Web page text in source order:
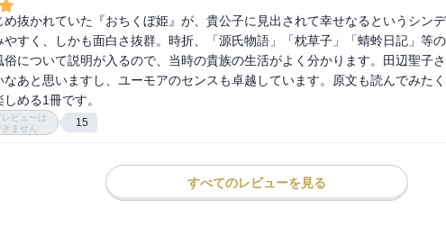
め抜かれていた『おちくぼ姫』が、貴公子に見出されて幸せなるというシン
やすく、しかも面白さ抜群。時折、「源氏物語」「枕草子」「蜻蛉日記」等
俗について説明が入るので、当時の貴族の生活がよく分かります。田辺聖子
なあと思いますし、ユーモアのセンスも卓越しています。原文も読んでみた
ビューは
ません
15
すべてのレビューを見る